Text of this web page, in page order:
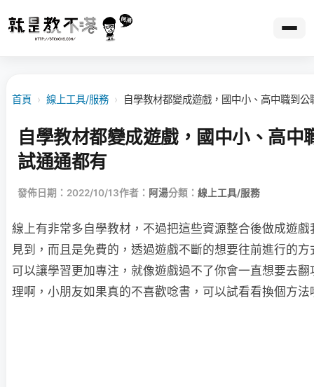
首頁 › 線上工具/服務 › 自學教材都變成遊戲，國中小、高中職到公
自學教材都變成遊戲，國中小、高中
試通通都有
發佈日期：2022/10/13作者： 阿湯分類： 線上工具/服務
線上有非常多自學教材，不過把這些資源整合後做成遊戲
見到，而且是免費的，透過遊戲不斷的想要往前進行的
可以讓學習更加專注，就像遊戲過不了你會一直想要去
理啊，小朋友如果真的不喜歡唸書，可以試看看換個方法